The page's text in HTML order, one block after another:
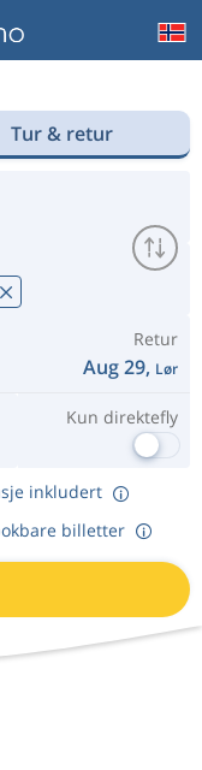
Tur & retur
Retur
Aug 29, Lør
Kun direktefly
inkludert
billetter